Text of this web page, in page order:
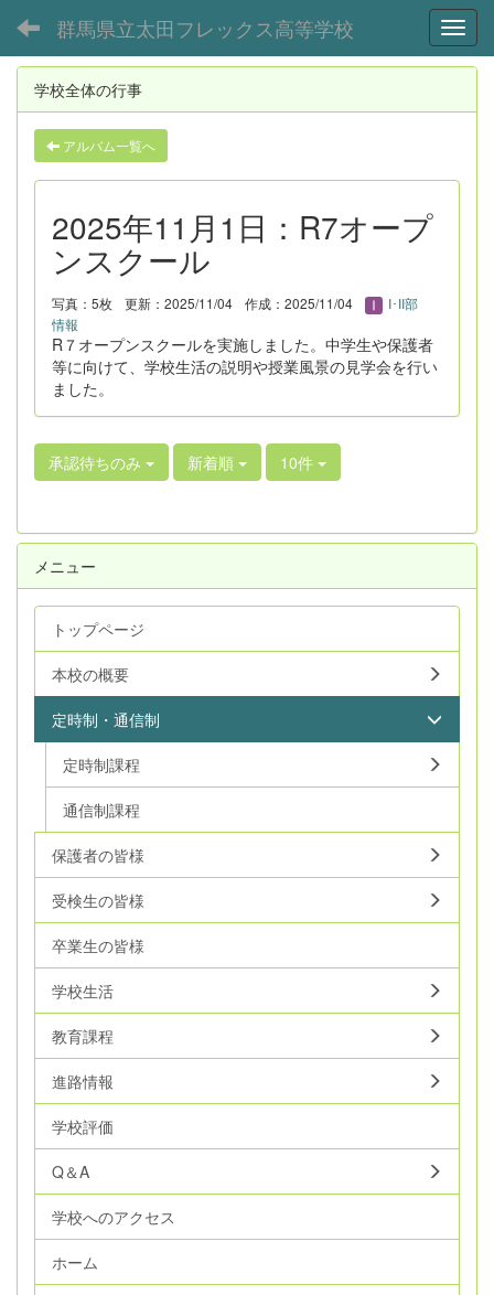
群馬県立太田フレックス高等学校
学校全体の行事
アルバム一覧へ
2025年11月1日：R7オープ
ンスクール
写真：5枚 更新：2025/11/04 作成：2025/11/04
I･II部
情報
R７オープンスクールを実施しました。中学生や保護者
等に向けて、学校生活の説明や授業風景の見学会を行い
ました。
承認待ちのみ 新着順 10件
メニュー
トップページ
本校の概要
定時制・通信制
定時制課程
通信制課程
保護者の皆様
受検生の皆様
卒業生の皆様
学校生活
教育課程
進路情報
学校評価
Q＆A
学校へのアクセス
ホーム